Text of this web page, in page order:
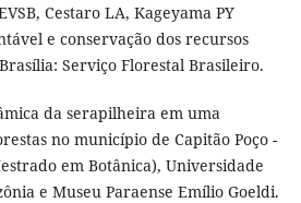
Cestaro LA, Kageyama PY
e conservação dos recursos
Serviço Florestal Brasileiro.
da serapilheira em uma
no município de Capitão Poço -
em Botânica), Universidade
e Museu Paraense Emílio Goeldi.